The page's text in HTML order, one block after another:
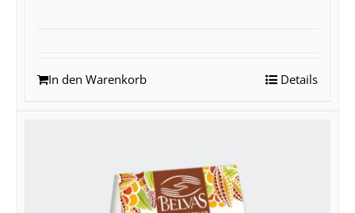
In den Warenkorb Details